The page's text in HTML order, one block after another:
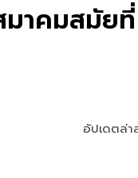
าคมสมัย
อัปเดตล่